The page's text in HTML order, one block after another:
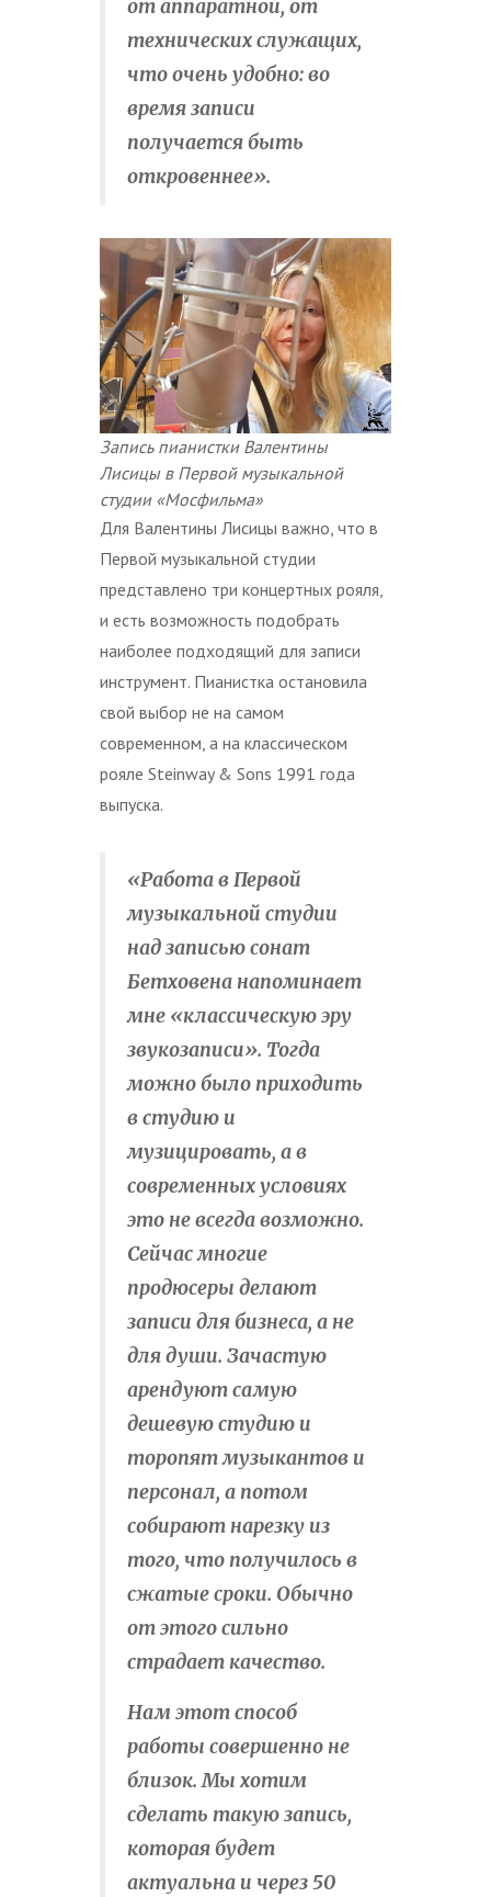
от аппаратной, от
технических служащих,
что очень удобно: во
время записи
получается быть
откровеннее».
Запись пианистки Валентины
Лисицы в Первой музыкальной
студии «Мосфильма»
Для Валентины Лисицы важно, что в
Первой музыкальной студии
представлено три концертных рояля,
и есть возможность подобрать
наиболее подходящий для записи
инструмент. Пианистка остановила
свой выбор не на самом
современном, а на классическом
рояле Steinway & Sons 1991 года
выпуска.
«Работа в Первой
музыкальной студии
над записью сонат
Бетховена напоминает
мне «классическую эру
звукозаписи». Тогда
можно было приходить
в студию и
музицировать, а в
современных условиях
это не всегда возможно.
Сейчас многие
продюсеры делают
записи для бизнеса, а не
для души. Зачастую
арендуют самую
дешевую студию и
торопят музыкантов и
персонал, а потом
собирают нарезку из
того, что получилось в
сжатые сроки. Обычно
от этого сильно
страдает качество.
Нам этот способ
работы совершенно не
близок. Мы хотим
сделать такую запись,
которая будет
актуальна и через 50